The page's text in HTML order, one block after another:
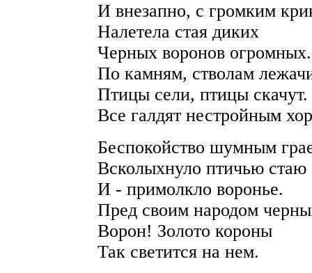
И внезапно, с громким
Налетела стая диких
Черных воронов огромных.
По камням, стволам
Птицы сели, птицы скачут.
Все галдят нестройным
Беспокойство шумным
Всколыхнуло птичью стаю
И - примолкло воронье.
Пред своим народом
Ворон! Золото короны
Так светится на нем.